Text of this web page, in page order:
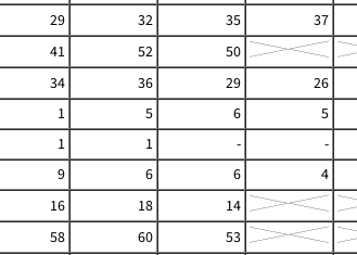
29 32 35
37
41 52
50
34 36 29
26
1 5 6
5
1 1 -
-
9 6 6
4
16 18
14
58 60
53